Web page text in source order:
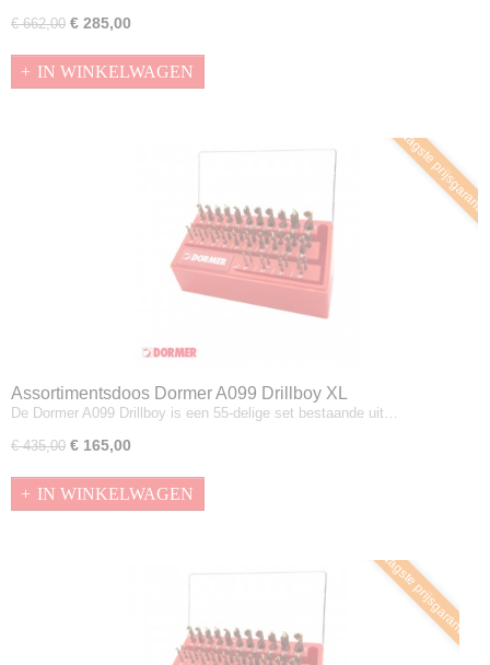
€ 662,00 € 285,00
IN WINKELWAGEN
Laagste
Assortimentsdoos Dormer A099 Drillboy XL
De Dormer A099 Drillboy is een 55-delige set bestaande uit…
€ 435,00 € 165,00
IN WINKELWAGEN
Laagste prijsgarantie